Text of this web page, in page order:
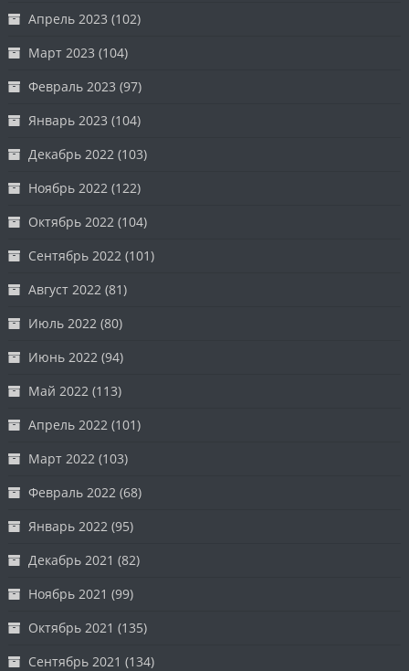
Апрель 2023 (102)
Март 2023 (104)
Февраль 2023 (97)
Январь 2023 (104)
Декабрь 2022 (103)
Ноябрь 2022 (122)
Октябрь 2022 (104)
Сентябрь 2022 (101)
Август 2022 (81)
Июль 2022 (80)
Июнь 2022 (94)
Май 2022 (113)
Апрель 2022 (101)
Март 2022 (103)
Февраль 2022 (68)
Январь 2022 (95)
Декабрь 2021 (82)
Ноябрь 2021 (99)
Октябрь 2021 (135)
Сентябрь 2021 (134)